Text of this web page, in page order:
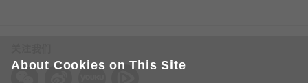
About Cookies on This Site